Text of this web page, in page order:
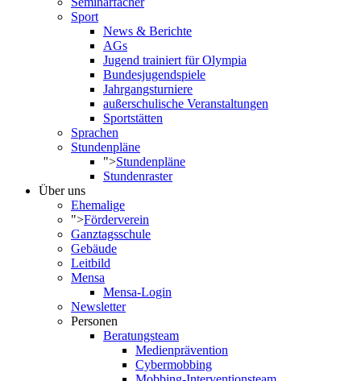
Sport
News & Berichte
AGs
Jugend trainiert für Olympia
Bundesjugendspiele
Jahrgangsturniere
außerschulische Veranstaltungen
Sportstätten
Sprachen
Stundenpläne
">Stundenpläne
Stundenraster
Über uns
Ehemalige
">Förderverein
Ganztagsschule
Gebäude
Leitbild
Mensa
Mensa-Login
Newsletter
Personen
Beratungsteam
Medienprävention
Cybermobbing